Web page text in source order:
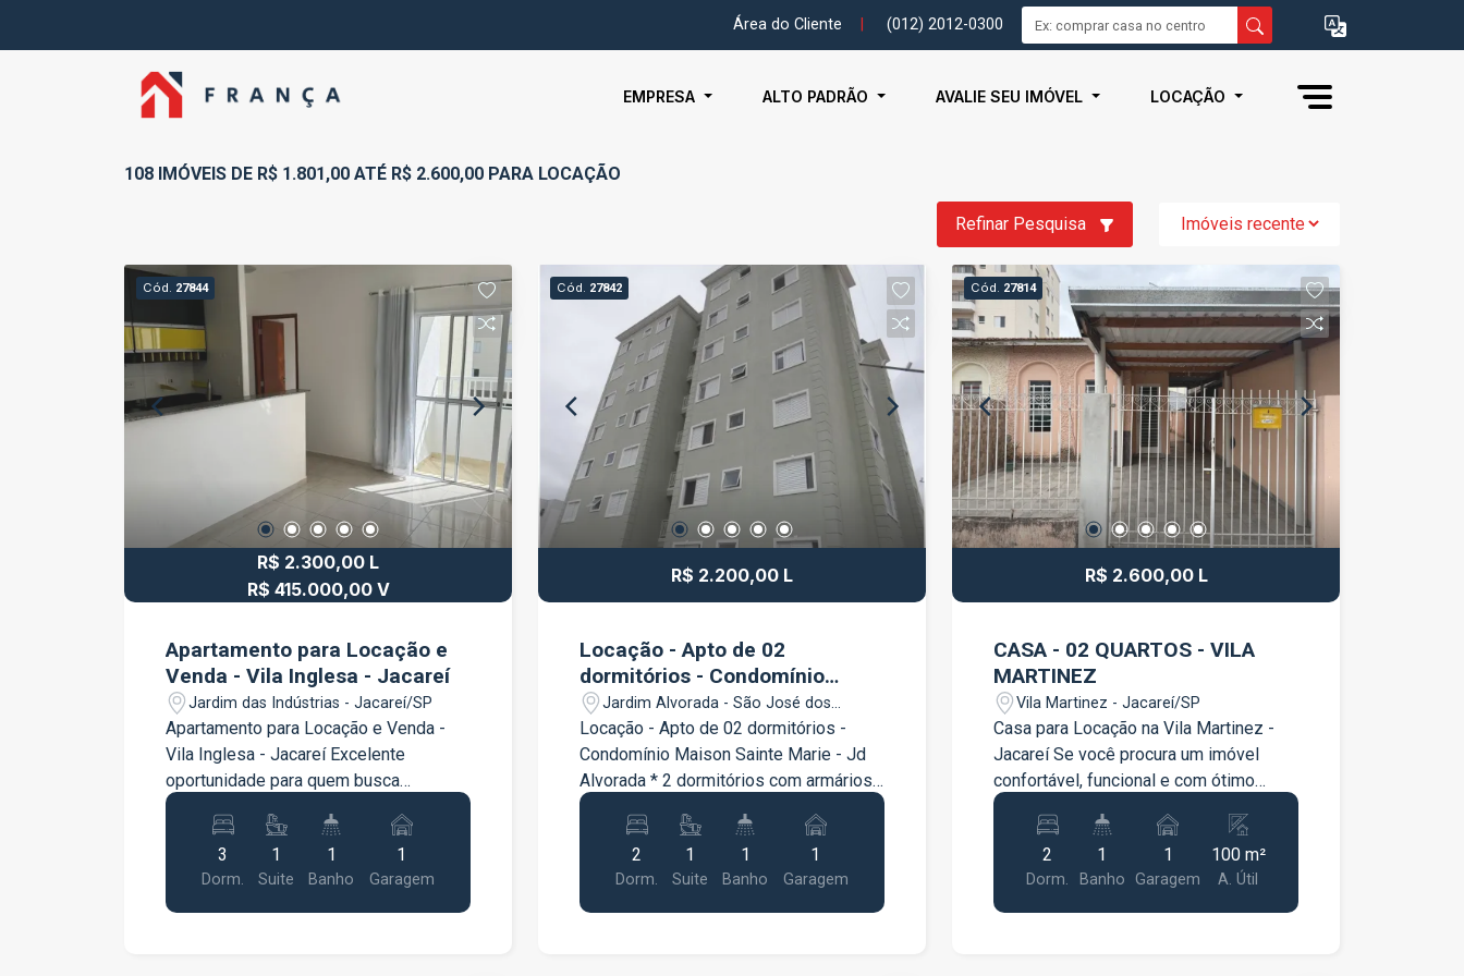
Área do Cliente (012) 2012-0300
EMPRESA ALTO PADRÃO AVALIE SEU IMÓVEL LOCAÇÃO
108 IMÓVEIS DE R$ 1.801,00 ATÉ R$ 2.600,00 PARA LOCAÇÃO
Refinar Pesquisa
Cód. 27844
R$ 2.300,00 L
R$ 415.000,00 V
Apartamento para Locação e
Venda - Vila Inglesa - Jacareí
Jardim das Indústrias - Jacareí/SP
Apartamento para Locação e Venda -
Vila Inglesa - Jacareí Excelente
oportunidade para quem busca
conforto, praticidade e uma excelente
localização. O apartamento conta com 3
dormitórios, sendo 1 suíte com móveis
planejados, proporcionando mais
organização e funcionalidade. A sala é
3
Dorm.
1
Suite
1
Banho
1
Garagem
Cód. 27842
R$ 2.200,00 L
Locação - Apto de 02
dormitórios - Condomínio
Maison Sainte Marie - Jd
Alvorada
Jardim Alvorada - São José dos
Campos/SP
Locação - Apto de 02 dormitórios -
Condomínio Maison Sainte Marie - Jd
Alvorada * 2 dormitórios com armários
* 01 suíte com armário e box blindex *
0 banheiro social com armário, * 01
vaga * Sala de estar e jantar * Cozinha
planejada * Área de serviço * Sacada
Condomínio Elevador Salão de festas
2
Dorm.
1
Suite
1
Banho
1
Garagem
Cód. 27814
R$ 2.600,00 L
CASA - 02 QUARTOS - VILA
MARTINEZ
Vila Martinez - Jacareí/SP
Casa para Locação na Vila Martinez -
Jacareí Se você procura um imóvel
confortável, funcional e com ótimo
espaço externo, esta casa na Vila
Martinez é uma excelente opção para
você e sua família! Características do
imóvel: 2 dormitórios; 1 banheiro; Sala
ampla e bem iluminada; Cozinha
2
Dorm.
1
Banho
1
Garagem
100 m²
A. Útil